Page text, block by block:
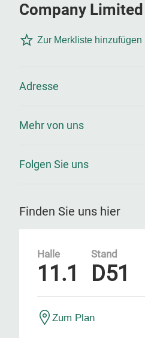
Company Limited
Zur Merkliste hinzufügen
Adresse
Mehr von uns
Folgen Sie uns
Finden Sie uns hier
Halle
11.1
Stand
D51
Zum Plan